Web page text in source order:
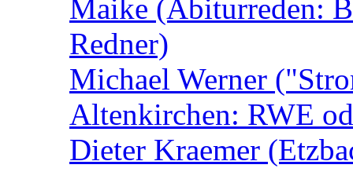
Maike (Abiturreden:
Redner)
Michael Werner
Altenkirchen: RWE
Dieter Kraemer